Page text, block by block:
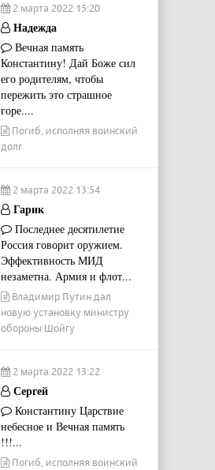
2 марта 2022 15:20
Надежда
Вечная память
Константину! Дай Боже сил
его родителям, чтобы
пережить это страшное
горе....
Погиб, исполняя воинский
долг
2 марта 2022 13:54
Гарик
Последнее десятилетие
Россия говорит оружием.
Эффективность МИД
незаметна. Армия и флот...
Владимир Путин дал
новую установку министру
обороны Шойгу
2 марта 2022 13:22
Сергей
Константину Царствие
небесное и Вечная память
!!!...
Погиб, исполняя воинский